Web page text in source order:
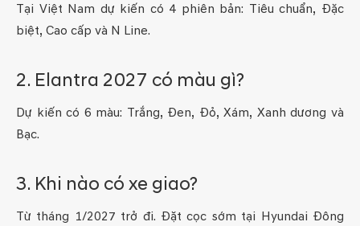
Tại Việt Nam dự kiến có 4 phiên bản: Tiêu chuẩn, Đặc
biệt, Cao cấp và N Line.
2. Elantra 2027 có màu gì?
Dự kiến có 6 màu: Trắng, Đen, Đỏ, Xám, Xanh dương và
Bạc.
3. Khi nào có xe giao?
Từ tháng 1/2027 trở đi. Đặt cọc sớm tại Hyundai Đông